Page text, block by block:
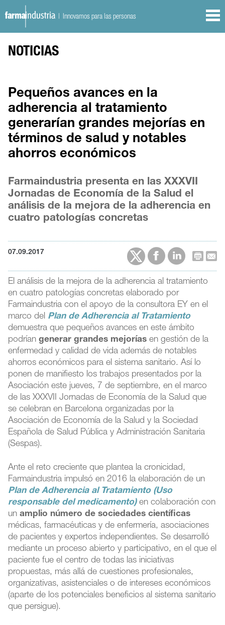
| Innovamos para las personas
NOTICIAS
Pequeños avances en la
adherencia al tratamiento
generarían grandes mejorías en
términos de salud y notables
ahorros económicos
Farmaindustria presenta en las XXXVII
Jornadas de Economía de la Salud el
análisis de la mejora de la adherencia en
cuatro patologías concretas
07.09.2017
El análisis de la mejora de la adherencia al tratamiento
en cuatro patologías concretas elaborado por
Farmaindustria con el apoyo de la consultora EY en el
marco del Plan de Adherencia al Tratamiento
demuestra que pequeños avances en este ámbito
podríangenerar grandes mejorías en gestión de la
enfermedad y calidad de vida además de notables
ahorros económicos para el sistema sanitario. Así lo
ponen de manifiesto los trabajos presentados por la
Asociación este jueves, 7 de septiembre, en el marco
de las XXXVII Jornadas de Economía de la Salud que
se celebran en Barcelona organizadas por la
Asociación de Economía de la Salud y la Sociedad
Española de Salud Pública y Administración Sanitaria
(Sespas).
Ante el reto creciente que plantea la cronicidad,
Farmaindustria impulsó en 2016 la elaboración de un
Plan de Adherencia al Tratamiento (Uso
responsable del medicamento)en colaboración con
un amplio número de sociedades científicas
médicas, farmacéuticas y de enfermería, asociaciones
de pacientes y expertos independientes. Se desarrolló
mediante un proceso abierto y participativo, en el que el
paciente fue el centro de todas las iniciativas
propuestas, más allá de cuestiones profesionales,
organizativas, asistenciales o de intereses económicos
(aparte de los potenciales beneficios al sistema sanitario
que persigue).